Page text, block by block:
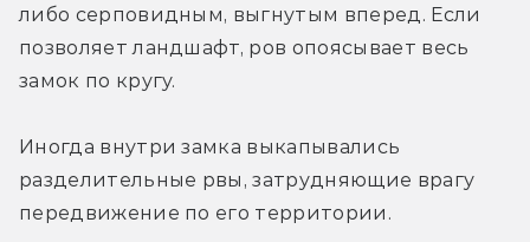
либо серповидным, выгнутым вперед. Если
позволяет ландшафт, ров опоясывает весь
замок по кругу.
Иногда внутри замка выкапывались
разделительные рвы, затрудняющие врагу
передвижение по его территории.